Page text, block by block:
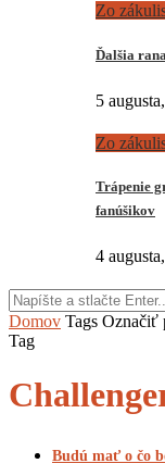
Zo
Ďalšia
5
Zo
Trápenie
fanúšikov
4
Domov Tags Označiť
Tag
Budú mať o čo